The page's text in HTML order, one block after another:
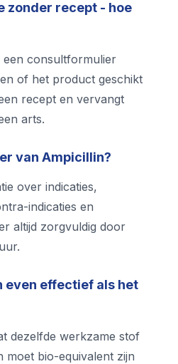
zonder recept - hoe
consultformulier
of het product geschikt
recept en vervangt
arts.
van Ampicillin?
over indicaties,
indicaties en
altijd zorgvuldig door
even effectief als het
dezelfde werkzame stof
moet bio-equivalent zijn